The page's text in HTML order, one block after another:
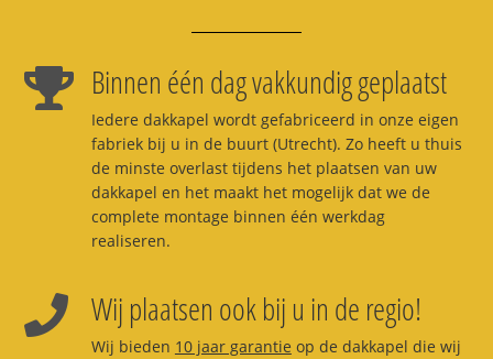
Binnen één dag vakkundig geplaatst
Iedere dakkapel wordt gefabriceerd in onze eigen
fabriek bij u in de buurt (Utrecht). Zo heeft u thuis
de minste overlast tijdens het plaatsen van uw
dakkapel en het maakt het mogelijk dat we de
complete montage binnen één werkdag
realiseren.
Wij plaatsen ook bij u in de regio!
Wij bieden 10 jaar garantie op de dakkapel die wij